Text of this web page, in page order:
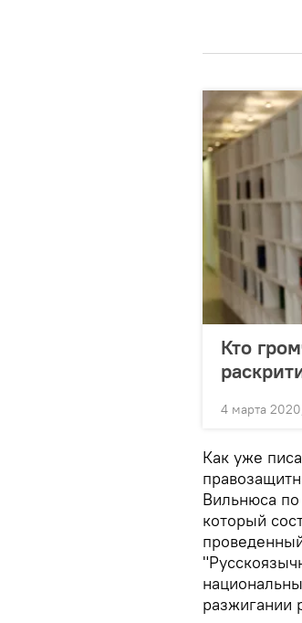
Кто
4 марта
Как уже
Вильнюса
который
разжигании